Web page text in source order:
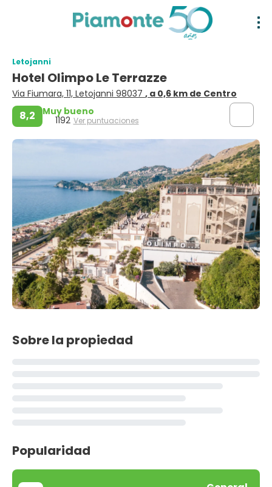
Letojanni
Hotel Olimpo Le Terrazze
Via Fiumara, 11, Letojanni 98037 , a 0,6 km de Centro
8,2 Muy bueno
1192 Ver puntuaciones
Sobre la propiedad
Popularidad